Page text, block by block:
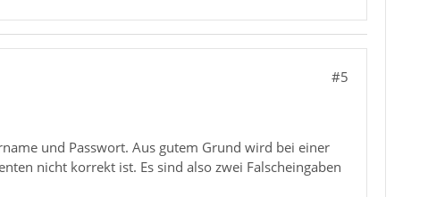
#5
und Passwort. Aus gutem Grund wird bei einer
nicht korrekt ist. Es sind also zwei Falscheingaben